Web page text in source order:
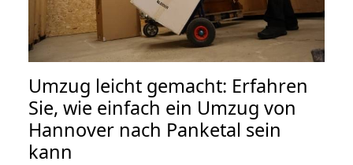
Umzug leicht gemacht: Erfahren
Sie, wie einfach ein Umzug von
Hannover nach Panketal sein
kann